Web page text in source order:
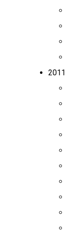
2011